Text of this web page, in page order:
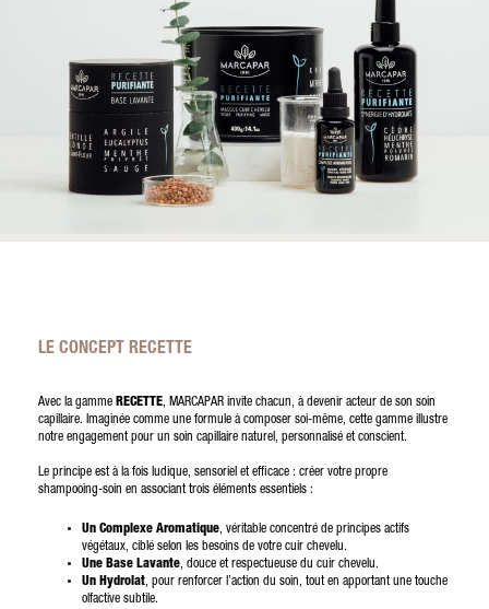
LE CONCEPT RECETTE
Avec la gamme RECETTE, MARCAPAR invite chacun, à devenir acteur de son soin
capillaire. Imaginée comme une formule à composer soi-même, cette gamme illustre
notre engagement pour un soin capillaire naturel, personnalisé et conscient.
Le principe est à la fois ludique, sensoriel et efficace : créer votre propre
shampooing-soin en associant trois éléments essentiels :
Un Complexe Aromatique, véritable concentré de principes actifs
végétaux, ciblé selon les besoins de votre cuir chevelu.
Une Base Lavante, douce et respectueuse du cuir chevelu.
Un Hydrolat, pour renforcer l’action du soin, tout en apportant une touche
olfactive subtile.